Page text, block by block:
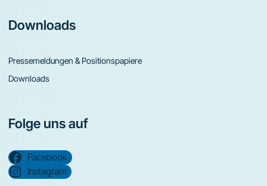
Downloads
Pressemeldungen & Positionspapiere
Downloads
Folge uns auf
Facebook
Instagram